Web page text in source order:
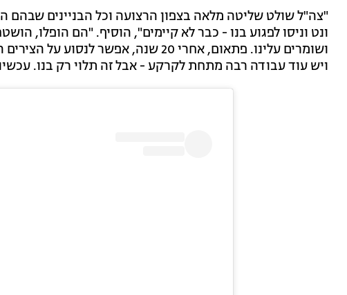
"צה"ל שולט שליטה מלאה בצפון הרצועה וכל הבניינים
ונט וניסו לפגוע בנו - כבר לא קיימים", הוסיף. "הם הופלו,
ושומרים עלינו. פתאום, אחרי 20 שנה,
ויש עוד עבודה רבה מתחת לקרקע - אבל זה תלוי רק בנו.